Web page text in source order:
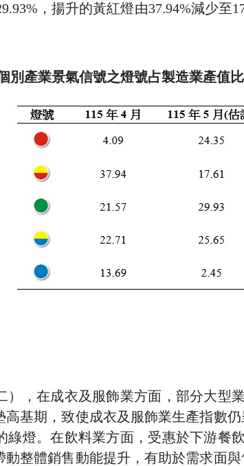
，揚升的黃紅燈由37.94%減少至
別產業景氣信號之燈號占製造業產值
），在成衣及服飾業方面，部分大型
基期，致使成衣及服飾業生產指數
燈。在飲料業方面，受惠於下游餐
整體銷售動能提升，有助於需求面